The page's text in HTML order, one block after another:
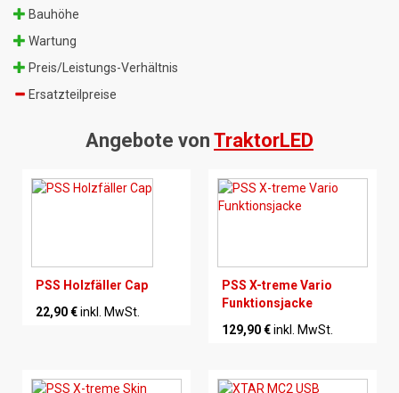
Bauhöhe
Wartung
Preis/Leistungs-Verhältnis
Ersatzteilpreise
Angebote von TraktorLED
PSS Holzfäller Cap
22,90 €inkl. MwSt.
PSS X-treme Vario
Funktionsjacke
129,90 €inkl. MwSt.